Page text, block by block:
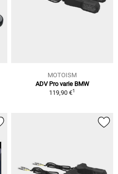
MOTOISM
ADV Pro varie BMW
119,90 €1